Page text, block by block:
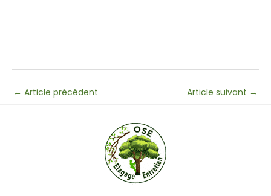
← Article précédent Article suivant →